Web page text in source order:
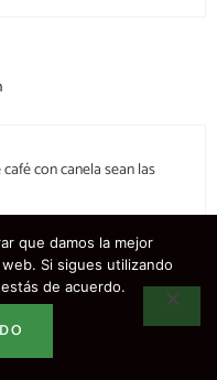
con canela sean las
que damos la mejor
Si sigues utilizando
de acuerdo.